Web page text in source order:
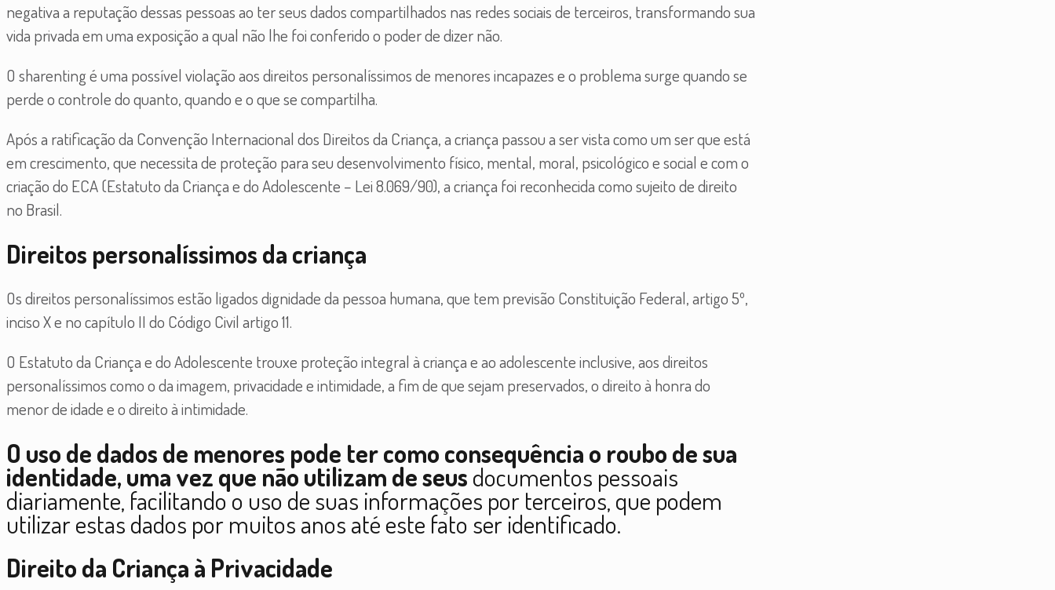
negativa a reputação dessas pessoas ao ter seus dados compartilhados nas redes sociais de terceiros, transformando sua
vida privada em uma exposição a qual não lhe foi conferido o poder de dizer não.
O sharenting é uma possível violação aos direitos personalíssimos de menores incapazes e o problema surge quando se
perde o controle do quanto, quando e o que se compartilha.
Após a ratificação da Convenção Internacional dos Direitos da Criança, a criança passou a ser vista como um ser que está
em crescimento, que necessita de proteção para seu desenvolvimento físico, mental, moral, psicológico e social e com o
criação do ECA (Estatuto da Criança e do Adolescente – Lei 8.069/90), a criança foi reconhecida como sujeito de direito
no Brasil.
Direitos personalíssimos da criança
Os direitos personalíssimos estão ligados dignidade da pessoa humana, que tem previsão Constituição Federal, artigo 5º,
inciso X e no capítulo II do Código Civil artigo 11.
O Estatuto da Criança e do Adolescente trouxe proteção integral à criança e ao adolescente inclusive, aos direitos
personalíssimos como o da imagem, privacidade e intimidade, a fim de que sejam preservados, o direito à honra do
menor de idade e o direito à intimidade.
O uso de dados de menores pode ter como consequência o roubo de sua
identidade, uma vez que não utilizam de seusdocumentos pessoais
diariamente, facilitando o uso de suas informações por terceiros, que podem
utilizar estas dados por muitos anos até este fato ser identificado.
Direito da Criança à Privacidade